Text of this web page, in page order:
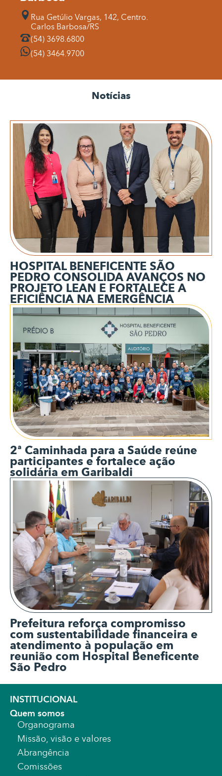
Rua Getúlio Vargas, 142, Centro.
Carlos Barbosa/RS
(54) 3698.6800
(54) 3464.9700
Notícias
HOSPITAL BENEFICENTE SÃO
PEDRO CONSOLIDA AVANÇOS NO
PROJETO LEAN E FORTALECE A
EFICIÊNCIA NA EMERGÊNCIA
2ª Caminhada para a Saúde reúne
participantes e fortalece ação
solidária em Garibaldi
Prefeitura reforça compromisso
com sustentabilidade financeira e
atendimento à população em
reunião com Hospital Beneficente
São Pedro
INSTITUCIONAL
Quem somos
Organograma
Missão, visão e valores
Abrangência
Comissões